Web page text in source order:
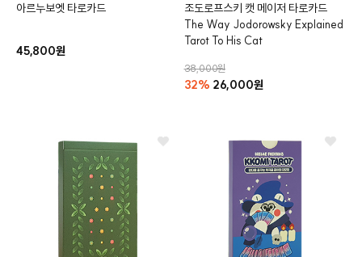
아르누보엣 타로카드
45,800원
조도로프스키 캣 메이저 타로카드
The Way Jodorowsky Explained
Tarot To His Cat
38,000원
32% 26,000원